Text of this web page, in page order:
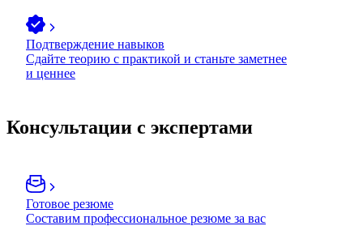
Подтверждение навыков
Сдайте теорию с практикой и станьте заметнее
и ценнее
Консультации с экспертами
Готовое резюме
Составим профессиональное резюме за вас